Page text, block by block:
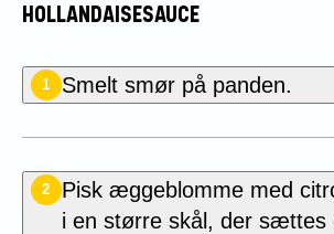
HOLLANDAISESAUCE
1 Smelt smør på panden.
2
Pisk æggeblomme med
i en større skål, der sættes